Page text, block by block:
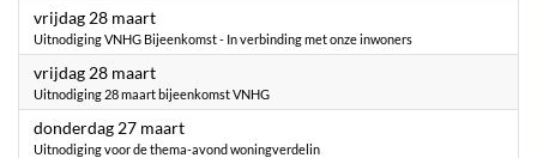
vrijdag 28 maart2025
Uitnodiging VNHG Bijeenkomst - In verbinding met onze inwoners
vrijdag 28 maart2025
Uitnodiging 28 maart bijeenkomst VNHG
donderdag 27 maart2025
Uitnodiging voor de thema-avond woningverdelin